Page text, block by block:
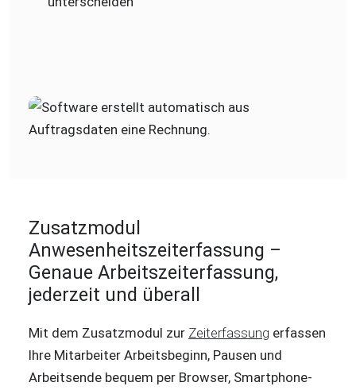
Zusatzmodul
Anwesenheitszeiterfassung –
Genaue Arbeitszeiterfassung,
jederzeit und überall
Mit dem Zusatzmodul zur Zeiterfassung erfassen
Ihre Mitarbeiter Arbeitsbeginn, Pausen und
Arbeitsende bequem per Browser, Smartphone-